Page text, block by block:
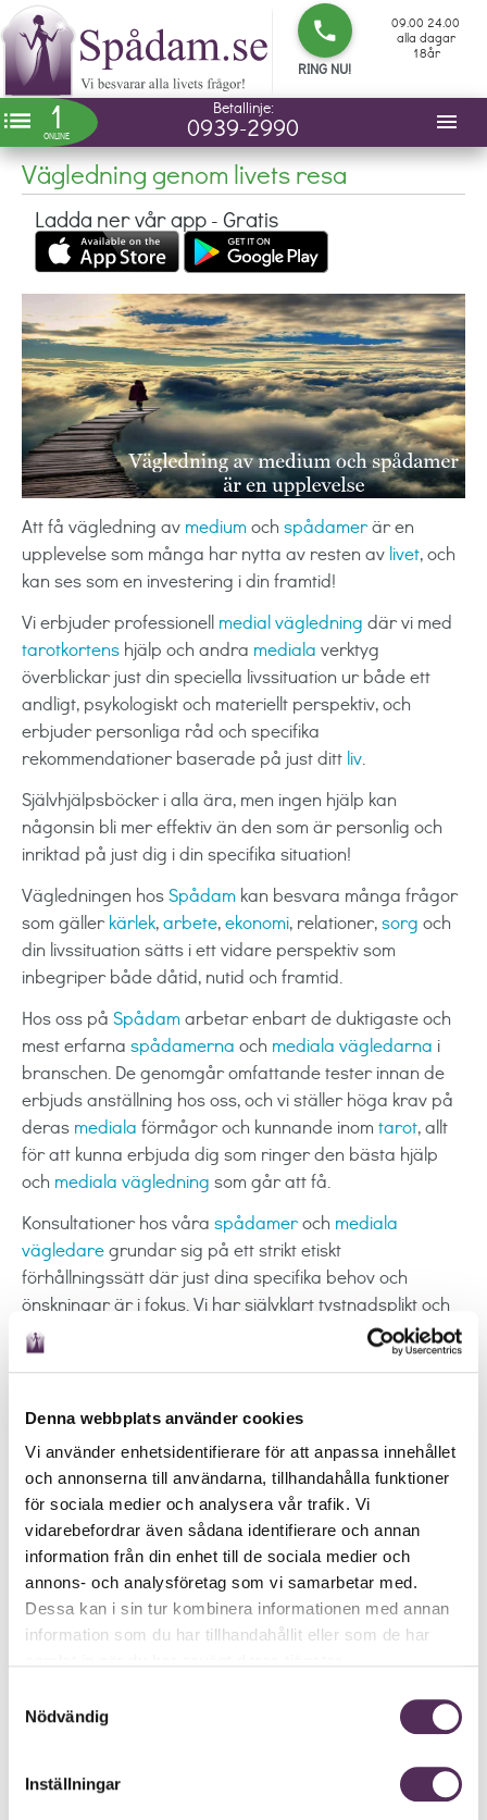
Denna webbplats använder cookies
Vi använder enhetsidentifierare för att anpassa innehållet
och annonserna till användarna, tillhandahålla funktioner
för sociala medier och analysera vår trafik. Vi
vidarebefordrar även sådana identifierare och annan
information från din enhet till de sociala medier och
annons- och analysföretag som vi samarbetar med.
Dessa kan i sin tur kombinera informationen med annan
information som du har tillhandahållit eller som de har
Nödvändig
Inställningar
phone
RING NU!
09.00 24.00
alla dagar
18år
list 1
ONLINE
Betallinje:
0939-2990 menu
Vägledning genom livets resa
Ladda ner vår app - Gratis
Att få vägledning av mediumoch spådamerär en
upplevelse som många har nytta av resten av livet, och
kan ses som en investering i din framtid!
Vi erbjuder professionell medial vägledning där vi med
tarotkortens hjälp och andra mediala verktyg
överblickar just din speciella livssituation ur både ett
andligt, psykologiskt och materiellt perspektiv, och
erbjuder personliga råd och specifika
rekommendationer baserade på just ditt liv.
Självhjälpsböcker i alla ära, men ingen hjälp kan
någonsin bli mer effektiv än den som är personlig och
inriktad på just dig i din specifika situation!
Vägledningen hosSpådam kan besvara många frågor
som gällerkärlek,arbete,ekonomi, relationer,sorg och
din livssituation sätts i ett vidare perspektiv som
inbegriper både dåtid, nutid och framtid.
Hos oss på Spådamarbetar enbart de duktigaste och
mest erfarna spådamerna och mediala vägledarna i
branschen. De genomgår omfattande tester innan de
erbjuds anställning hos oss, och vi ställer höga krav på
deras mediala förmågor och kunnande inom tarot, allt
för att kunna erbjuda dig som ringer den bästa hjälp
och mediala vägledning som går att få.
Konsultationer hos våra spådameroch mediala
vägledaregrundar sig på ett strikt etiskt
förhållningssätt där just dina specifika behov och
önskningar är i fokus. Vi har självklart tystnadsplikt och
arbetar tillsammans med dig för att se möjligheterna i
din situation och undanröja de hinder som kan finnas på
mycket lycka och harmoni som möjligt!
Det är viktigt att leva i nuet och göra det bästa av just
dina unika förutsättningar! Ju tidigare du ringer, desto
större är möjligheterna att påverka din framtid och ditt
egetliv!
Köp samtalstid och prata med våra
spådamer direkt